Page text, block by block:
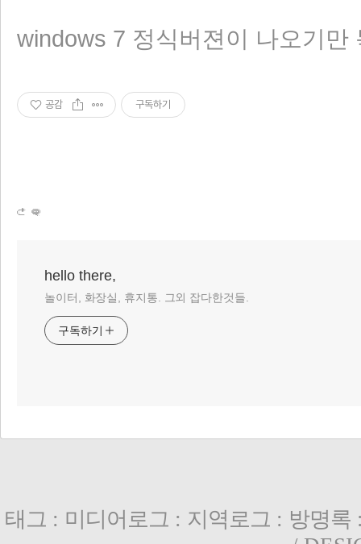
windows 7 정식버젼이 나오기만
공감 구독하기
hello there,
놀이터, 화장실, 휴지통. 그외 잡다한것들.
구독하기
태그 : 미디어로그 : 지역로그 : 방명록